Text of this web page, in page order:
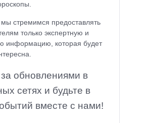
стремимся предоставлять
только экспертную и
информацию, которая будет
обновлениями в
сетях и будьте в
вместе с нами!